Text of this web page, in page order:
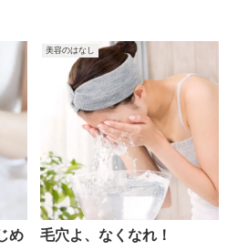
め
美容のはなし
毛穴よ、なくなれ！